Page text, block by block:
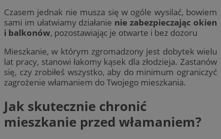
Czasem jednak nie musza się w ogóle wysilać, bowiem
sami im ułatwiamy działanie nie zabezpieczając okien
i balkonów, pozostawiając je otwarte i bez dozoru
Mieszkanie, w którym zgromadzony jest dobytek wielu
lat pracy, stanowi łakomy kąsek dla złodzieja. Zastanów
się, czy zrobiłeś wszystko, aby do minimum ograniczyć
zagrożenie włamaniem do Twojego mieszkania.
Jak skutecznie chronić
mieszkanie przed włamaniem?